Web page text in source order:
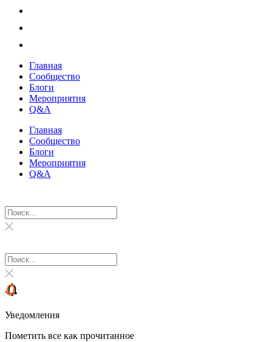
Главная
Сообщество
Блоги
Мероприятия
Q&A
Главная
Сообщество
Блоги
Мероприятия
Q&A
Уведомления
Пометить все как прочитанное